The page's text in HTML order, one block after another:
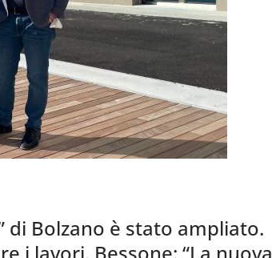
di Bolzano è stato ampliato.